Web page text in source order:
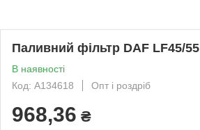
Паливний фільтр DAF LF45/55
В наявності
Код: A134618
Опт і роздріб
968,36 ₴